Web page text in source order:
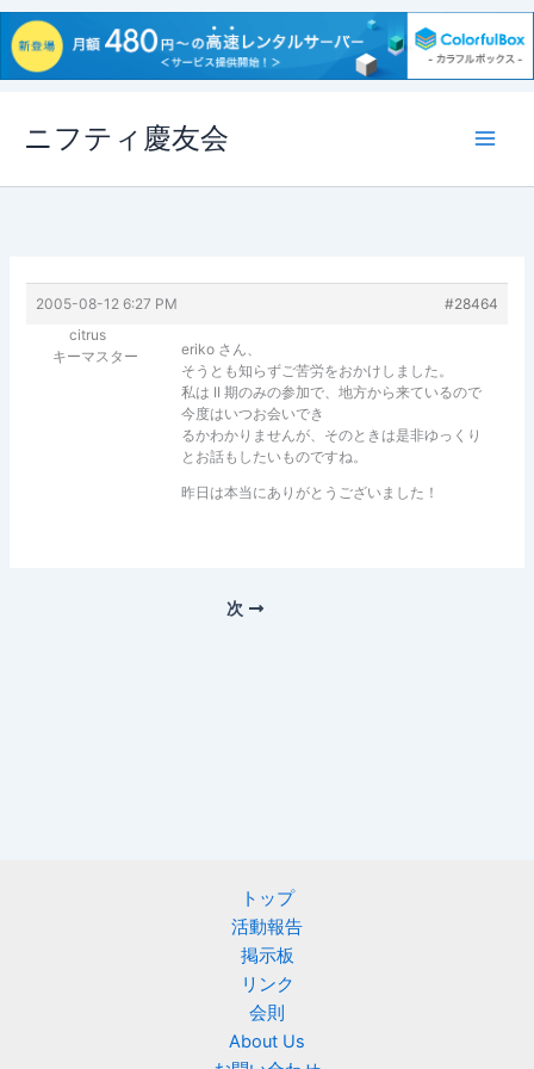
ス
ニフティ慶友会
2005-08-12 6:27 PM
#28464
citrus
キーマスター
eriko さん、
そうとも知らずご苦労をおかけしました。
私は II 期のみの参加で、地方から来ているので
今度はいつお会いでき
るかわかりませんが、そのときは是非ゆっくり
とお話もしたいものですね。
昨日は本当にありがとうございました！
次
トップ
活動報告
掲示板
リンク
会則
About Us